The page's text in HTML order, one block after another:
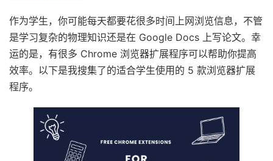
作为学生，你可能每天都要花很多时间上网浏览信息，不管
是学习复杂的物理知识还是在 Google Docs 上写论文。幸
运的是，有很多 Chrome 浏览器扩展程序可以帮助你提高
效率。以下是我搜集了的适合学生使用的 5 款浏览器扩展
程序。